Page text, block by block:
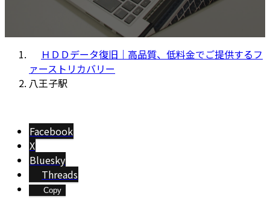
ＨＤＤデータ復旧｜高品質、低料金でご提供するフ
ァーストリカバリー
八王子駅
Facebook
X
Bluesky
Threads
Copy